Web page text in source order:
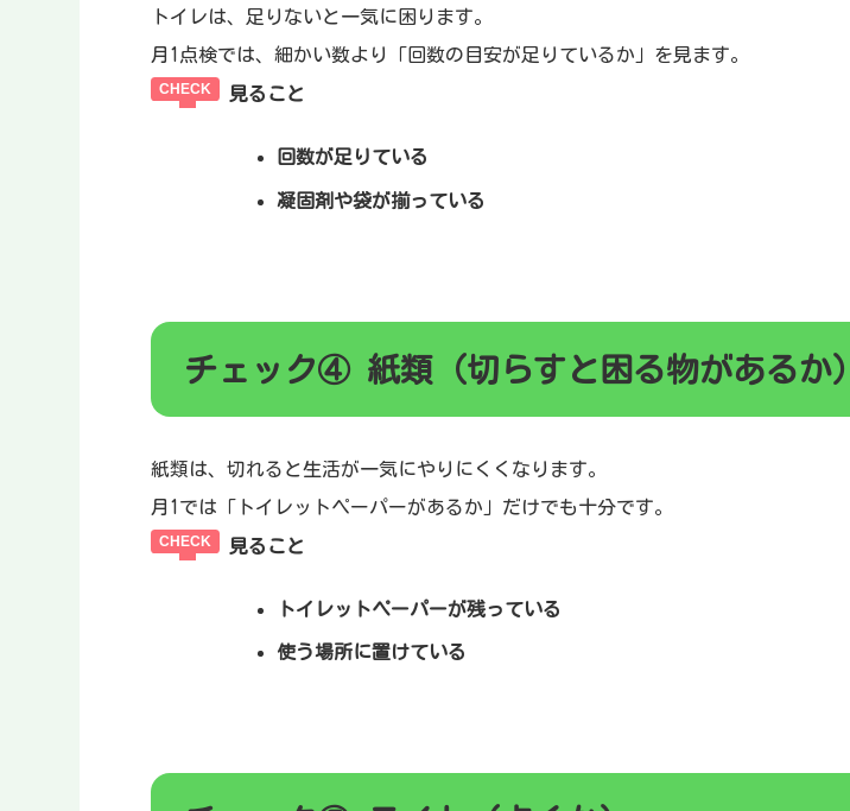
トイレは、足りないと一気に困ります。
月1点検では、細かい数より「回数の目安が足りているか」を見ます。
見ること
回数が足りている
凝固剤や袋が揃っている
チェック④ 紙類（切らすと困る物があるか）
紙類は、切れると生活が一気にやりにくくなります。
月1では「トイレットペーパーがあるか」だけでも十分です。
見ること
トイレットペーパーが残っている
使う場所に置けている